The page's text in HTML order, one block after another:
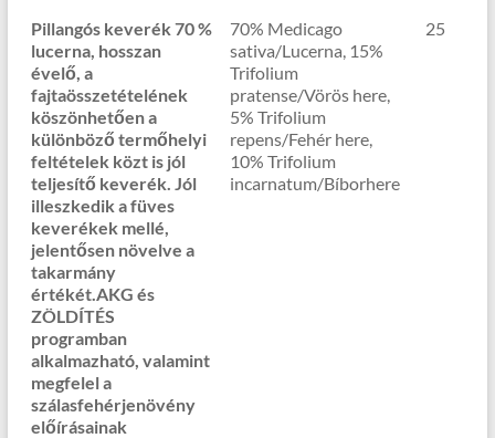
Pillangós keverék 70 %
lucerna, hosszan
évelő, a
fajtaösszetételének
köszönhetően a
különböző termőhelyi
feltételek közt is jól
teljesítő keverék. Jól
illeszkedik a füves
keverékek mellé,
jelentősen növelve a
takarmány
értékét.AKG és
ZÖLDÍTÉS
programban
alkalmazható, valamint
megfelel a
szálasfehérjenövény
előírásainak
70% Medicago
sativa/Lucerna, 15%
Trifolium
pratense/Vörös here,
5% Trifolium
repens/Fehér here,
10% Trifolium
incarnatum/Bíborhere
25